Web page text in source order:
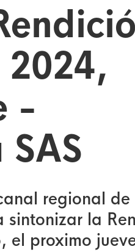
-
regional de
la
el proximo